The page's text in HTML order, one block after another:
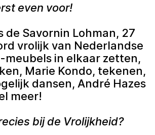
even voor!
de Savornin Lohman, 27
vrolijk van Nederlandse
meubels in elkaar zetten,
Marie Kondo, tekenen,
dansen, André Hazes
meer!
bij de Vrolijkheid?